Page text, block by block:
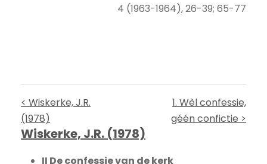
4 (1963-1964), 26-39; 65-77
< Wiskerke, J.R.
(1978)
1. Wèl confessie,
géén confictie >
Wiskerke, J.R. (1978)
II De confessie van de kerk